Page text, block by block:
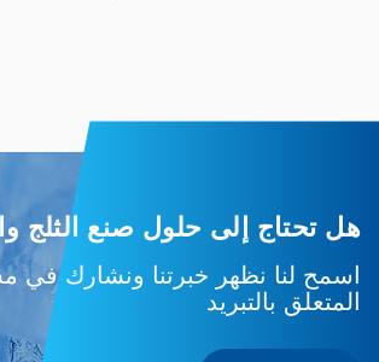
هل تحتاج إلى حلول صنع الثلج
اسمح لنا نظهر خبرتنا ونشارك في
المتعلق بالتبريد